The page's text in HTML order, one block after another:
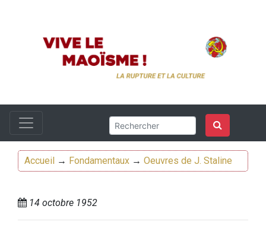
Accueil → Fondamentaux → Oeuvres de J. Staline
14 octobre 1952